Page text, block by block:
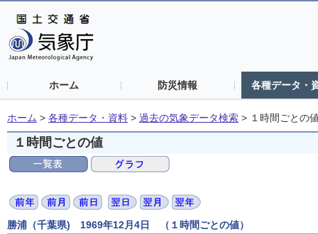
ホーム 防災情報 各種データ・
ホーム > 各種データ・資料 > 過去の気象データ検索 > １時間ごとの
１時間ごとの値
勝浦（千葉県) 1969年12月4日 （１時間ごとの値）